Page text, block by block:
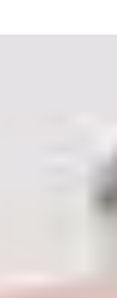
kan komma in på